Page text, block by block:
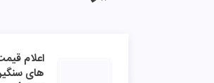
اعلام
های